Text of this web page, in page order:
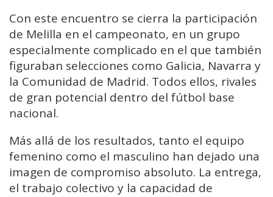
Con este encuentro se cierra la participación
de Melilla en el campeonato, en un grupo
especialmente complicado en el que también
figuraban selecciones como Galicia, Navarra y
la Comunidad de Madrid. Todos ellos, rivales
de gran potencial dentro del fútbol base
nacional.
Más allá de los resultados, tanto el equipo
femenino como el masculino han dejado una
imagen de compromiso absoluto. La entrega,
el trabajo colectivo y la capacidad de